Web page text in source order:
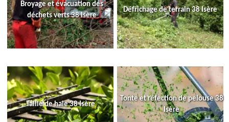
Broyage et évacuation des
déchets verts 38 Isère
Défrichage de terrain 38 Isère
Taille de haie 38 Isère
Tonte et réfection de pelouse 38
Isère